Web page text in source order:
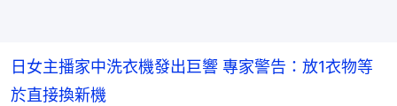
日女主播家中洗衣機發出巨響 專家警告：放1衣物等
於直接換新機